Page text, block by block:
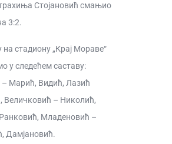
Стојановић смањио
3:2.
стадиону „Крај Мораве“
у следећем саставу:
Марић, Видић, Лазић
Величковић – Николић,
Младеновић –
Дамјановић.